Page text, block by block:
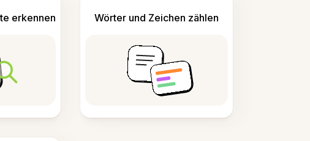
erkennen Wörter und Zeichen zählen